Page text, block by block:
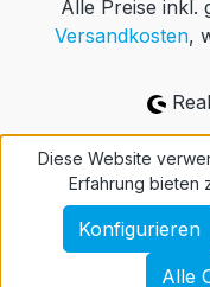
Alle Preise inkl.
Versandkosten,
Diese Website
Erfahrung bieten
Konfigurieren
Alle